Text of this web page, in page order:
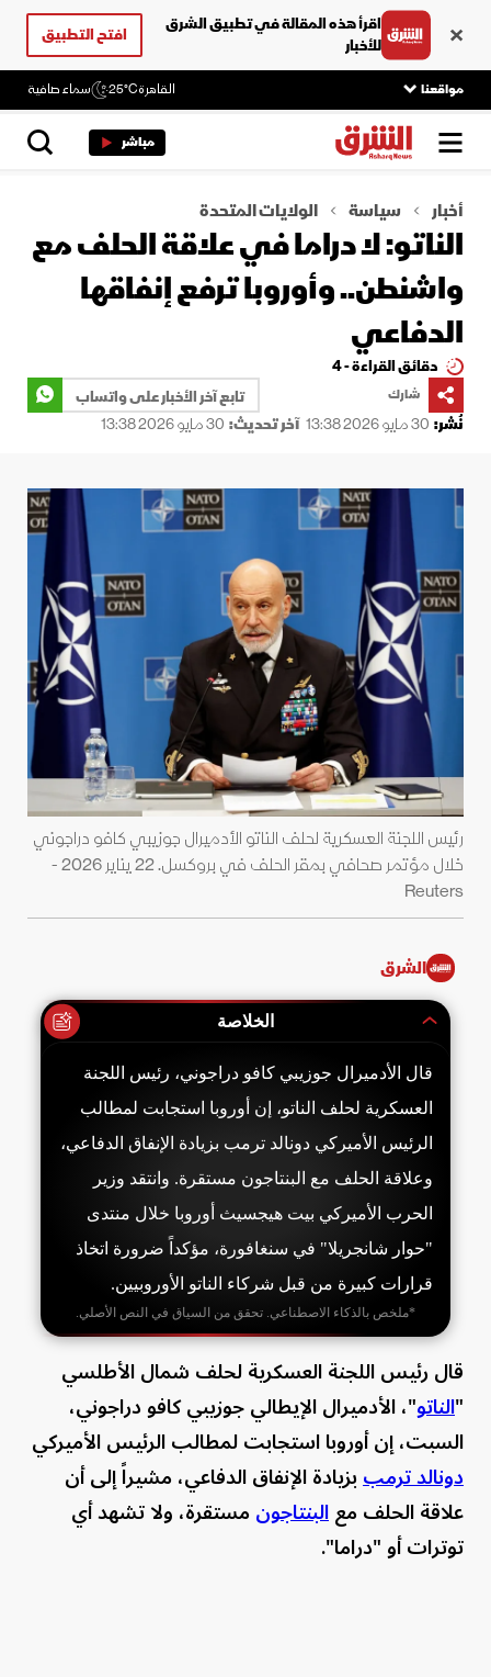
اقرأ هذه المقالة في تطبيق الشرق
للأخبار
افتح التطبيق
مواقعنا القاهرة25°C سماء صافية
مباشر
أخبار سياسة الولايات المتحدة
الناتو: لا دراما في علاقة الحلف مع
واشنطن.. وأوروبا ترفع إنفاقها
الدفاعي
دقائق القراءة - 4
شارك
تابع آخر الأخبار على واتساب
نُشر: 30 مايو 2026 13:38 آخر تحديث: 30 مايو 2026 13:38
رئيس اللجنة العسكرية لحلف الناتو الأدميرال جوزيبي كافو دراجوني
خلال مؤتمر صحافي بمقر الحلف في بروكسل. 22 يناير 2026 -
Reuters
الشرق
الخلاصة
قال الأدميرال جوزيبي كافو دراجوني، رئيس اللجنة
العسكرية لحلف الناتو، إن أوروبا استجابت لمطالب
الرئيس الأميركي دونالد ترمب بزيادة الإنفاق الدفاعي،
وعلاقة الحلف مع البنتاجون مستقرة. وانتقد وزير
الحرب الأميركي بيت هيجسيث أوروبا خلال منتدى
"حوار شانجريلا" في سنغافورة، مؤكداً ضرورة اتخاذ
قرارات كبيرة من قبل شركاء الناتو الأوروبيين.
*ملخص بالذكاء الاصطناعي. تحقق من السياق في النص الأصلي.
قال رئيس اللجنة العسكرية لحلف شمال الأطلسي
"الناتو"، الأدميرال الإيطالي جوزيبي كافو دراجوني،
السبت، إن أوروبا استجابت لمطالب الرئيس الأميركي
دونالد ترمببزيادة الإنفاق الدفاعي، مشيراً إلى أن
علاقة الحلف معالبنتاجونمستقرة، ولا تشهد أي
توترات أو "دراما".